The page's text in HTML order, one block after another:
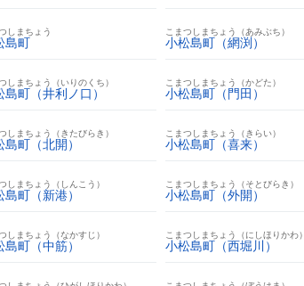
しまちょう
島町
こまつしまちょう（あみぶち）
小松島町（網渕）
しまちょう（いりのくち）
島町（井利ノ口）
こまつしまちょう（かどた）
小松島町（門田）
しまちょう（きたびらき）
島町（北開）
こまつしまちょう（きらい）
小松島町（喜来）
しまちょう（しんこう）
島町（新港）
こまつしまちょう（そとびらき）
小松島町（外開）
しまちょう（なかすじ）
島町（中筋）
こまつしまちょう（にしほりかわ）
小松島町（西堀川）